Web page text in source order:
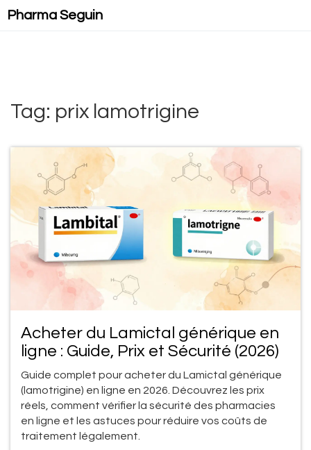
Pharma Seguin
Tag: prix lamotrigine
Acheter du Lamictal générique en
ligne : Guide, Prix et Sécurité (2026)
Guide complet pour acheter du Lamictal générique
(lamotrigine) en ligne en 2026. Découvrez les prix
réels, comment vérifier la sécurité des pharmacies
en ligne et les astuces pour réduire vos coûts de
traitement légalement.